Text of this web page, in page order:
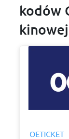
kodów
kinowej
OETICKET